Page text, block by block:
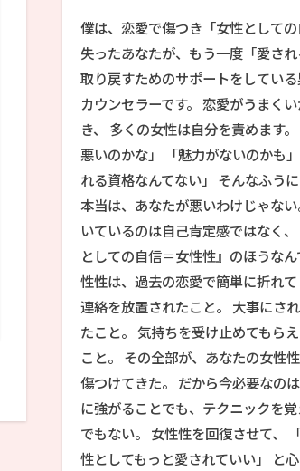
僕は、恋愛で傷つき「女性として
失ったあなたが、もう一度「愛さ
取り戻すためのサポートをしてい
カウンセラーです。 恋愛がうまく
き、 多くの女性は自分を責めます
悪いのかな」 「魅力がないのかも
れる資格なんてない」 そんなふう
本当は、あなたが悪いわけじゃない
いているのは自己肯定感ではなく
としての自信＝女性性』のほうなん
性性は、過去の恋愛で簡単に折れて
連絡を放置されたこと。 大事にさ
たこと。 気持ちを受け止めてもら
こと。 その全部が、あなたの女性
傷つけてきた。 だから今必要なの
に強がることでも、テクニックを
でもない。 女性性を回復させて、
性としてもっと愛されていい」 と